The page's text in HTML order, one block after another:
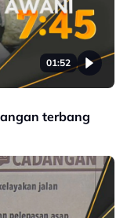
01:52
terbang